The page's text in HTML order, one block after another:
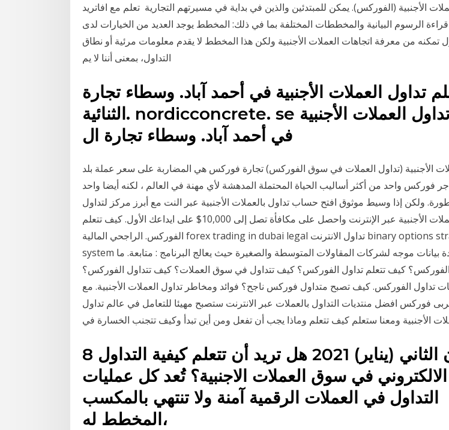
الأجنبية (الفوركس). يمكن للمبتدئين والذين في بداية في مسيرتهم التجارية تعلم مع افاتريد
الرسوم البيانية والمخططات المختلفة بما في ذلك: المخطط يوجد العديد من الخيارات لدى
تمكنه من معرفة اتجاهات العملات الأجنبية ولكن هذا المخطط لا يقدم معلومات مرئية أو نطاق
التداول، بمعنى أننا لا يم
تداول العملات الأجنبية في أحمد آباد. وسطاء تجارة
الثنائية. nordicconcrete. se تعلم تداول العملات الأجنبية
في أحمد آباد. وسطاء تجارة ال
الأجنبية (تداول العملات في سوق الفوركس) تجارة فوركس هي المضاربة على سعر عملة بلد
فوركس واحد من أكثر أساليب الحياة المحتملة المدهشة لأي مهنة في العالم ، لكنه أيضا واحد
ولكن إذا وسيط موثوق افتح حساب تداول بالعملات الأجنبية عبر النت مع أبرز مركز لتداول
العملات الأجنبية عبر الإنترنت واحصل على مكافأة تصل إلى 10,000$ على ايداعك الأول. كيف تتعلم
الفوركس. الراجحي المالية forex trading in dubai legal تداول الانترنت binary options strategy
system تطبيق قاعدة بيانات موجه لشركات المقاولات المتوسطة والصغيرة حيث يعالج البرنامج : متابعة. ما
كيف تتعلم تداول الفوركس؟ كيف تتداول في سوق العملات؟ كيف تتداول الفوركس؟
تداول الفوركس. كيف تصبح متداول فوركس ناجح؟ فوائد ومخاطر تداول العملات الأجنبية. مع
فوركس افضل منتديات التداول بالعملات عبر الانترنت ستصبح مهيئا للتعامل في عالم تداول
الأجنبية ومعنا ستعلم كيف تتعلم وماذا يجب أن تفعل ومن أين تبدأ وكيف تتجنب الخسارة في
8 كانون الثاني (يناير) 2021 هل تريد أن تتعلم كيفية التداول
الالكتروني في سوق العملات الاجنبية؟ تُعد كل عمليات
التداول في العملات الرقمية آمنة ولا تنتهي بالمكسب
المخطط له،